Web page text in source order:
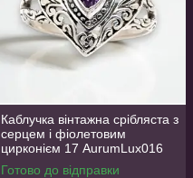
Каблучка вінтажна срібляста з
серцем і фіолетовим
цирконієм 17 AurumLux016
Готово до відправки